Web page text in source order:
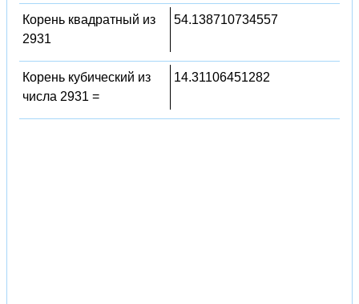
Корень квадратный из
2931
54.138710734557
Корень кубический из
числа 2931 =
14.31106451282